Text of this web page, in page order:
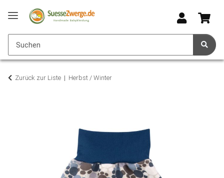
Zurück zur Liste Herbst / Winter